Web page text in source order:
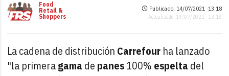
Food
Retail &
Shoppers
Publicado: 14/07/2021 ·13:18
Actualizado: 14/07/2021 · 13:18
La cadena de distribución Carrefour ha lanzado
"la primeragama de panes100% espelta del